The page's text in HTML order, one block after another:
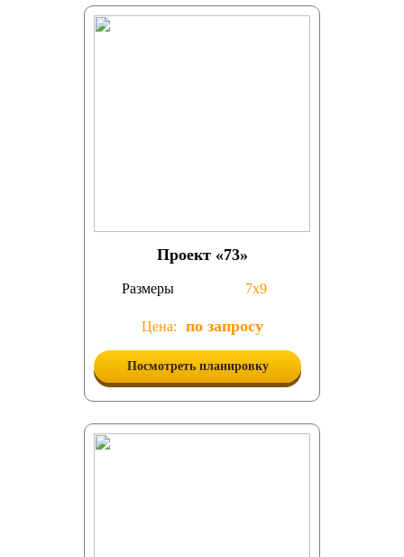
Проект «73»
Размеры 7х9
Цена: по запросу
Посмотреть планировку